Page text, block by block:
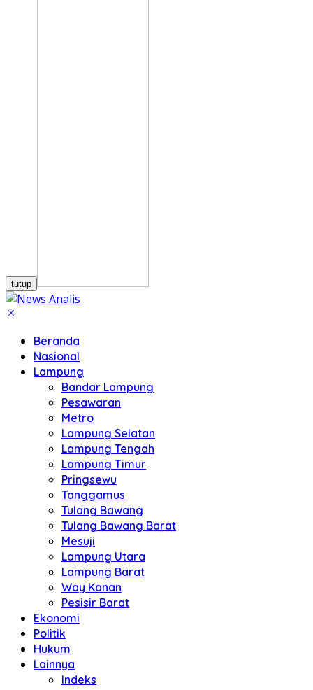
tutup
Beranda
Nasional
Lampung
Bandar Lampung
Pesawaran
Metro
Lampung Selatan
Lampung Tengah
Lampung Timur
Pringsewu
Tanggamus
Tulang Bawang
Tulang Bawang Barat
Mesuji
Lampung Utara
Lampung Barat
Way Kanan
Pesisir Barat
Ekonomi
Politik
Hukum
Lainnya
Indeks